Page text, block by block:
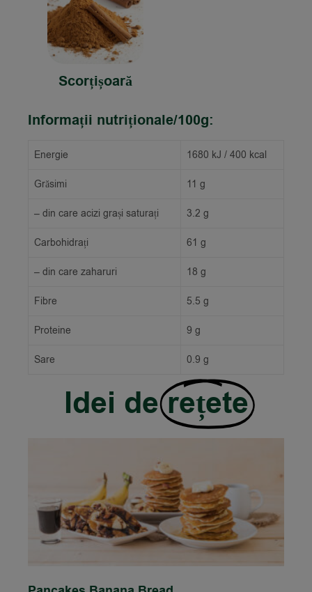
Scorțișoară
Informații nutriționale/100g:
Energie 1680 kJ / 400 kcal
Grăsimi 11 g
– din care acizi grași saturați 3.2 g
Carbohidrați 61 g
– din care zaharuri 18 g
Fibre 5.5 g
Proteine 9 g
Sare 0.9 g
Idei derețete